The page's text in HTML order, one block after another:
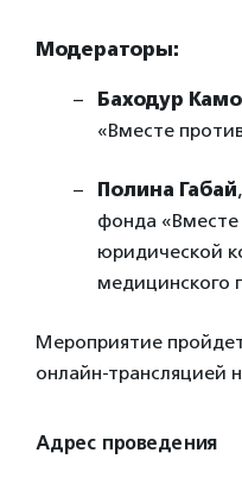
Модераторы:
Баходур
«Вместе
Полина Габай
фонда «Вместе
юридической
медицинского
Мероприятие
онлайн-трансляцией
Адрес проведения